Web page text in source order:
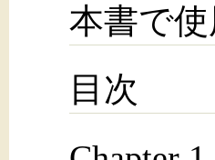
本書で
目次